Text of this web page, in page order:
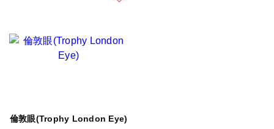
倫敦眼(Trophy London Eye)